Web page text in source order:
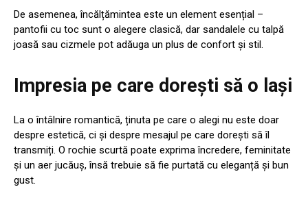
De asemenea, încălțămintea este un element esențial –
pantofii cu toc sunt o alegere clasică, dar sandalele cu talpă
joasă sau cizmele pot adăuga un plus de confort și stil.
Impresia pe care dorești să o lași
La o întâlnire romantică, ținuta pe care o alegi nu este doar
despre estetică, ci și despre mesajul pe care dorești să îl
transmiți. O rochie scurtă poate exprima încredere, feminitate
și un aer jucăuș, însă trebuie să fie purtată cu eleganță și bun
gust.